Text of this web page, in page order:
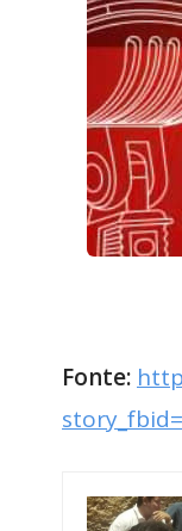
Fonte: